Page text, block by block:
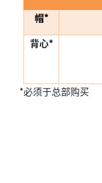
帽*
背心*
*必须于总部购买